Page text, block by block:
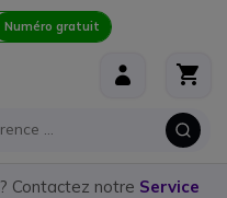
Numéro gratuit
? Contactez notre Service